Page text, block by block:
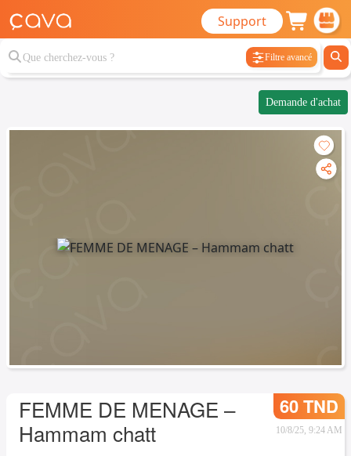
Support
Filtre avancé
Demande d'achat
FEMME DE MENAGE –
Hammam chatt
60 TND
10/8/25, 9:24 AM